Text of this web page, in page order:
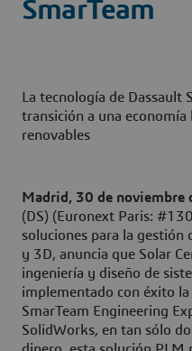
SmarTeam
La tecnología de Dassault
transición a una economía
renovables
Madrid, 30 de noviembre
(DS) (Euronext Paris:
soluciones para la gestión
y 3D, anuncia que Solar
ingeniería y diseño de
implementado con éxito la
SmarTeam Engineering
SolidWorks, en tan sólo